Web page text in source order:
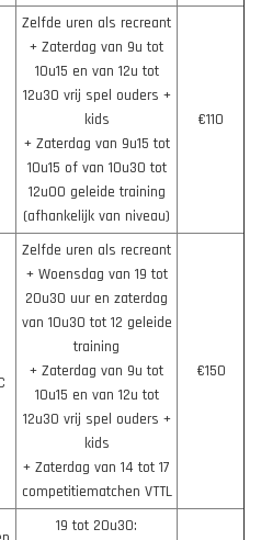
Zelfde uren als recreant
+ Zaterdag van 9u tot
10u15 en van 12u tot
12u30 vrij spel ouders +
kids
+ Zaterdag van 9u15 tot
10u15 of van 10u30 tot
12u00 geleide training
(afhankelijk van niveau)
€110
Zelfde uren als recreant
+ Woensdag van 19 tot
20u30 uur en zaterdag
van 10u30 tot 12 geleide
training
+ Zaterdag van 9u tot
10u15 en van 12u tot
12u30 vrij spel ouders +
kids
+ Zaterdag van 14 tot 17
competitiematchen VTTL
€150
19 tot 20u30: